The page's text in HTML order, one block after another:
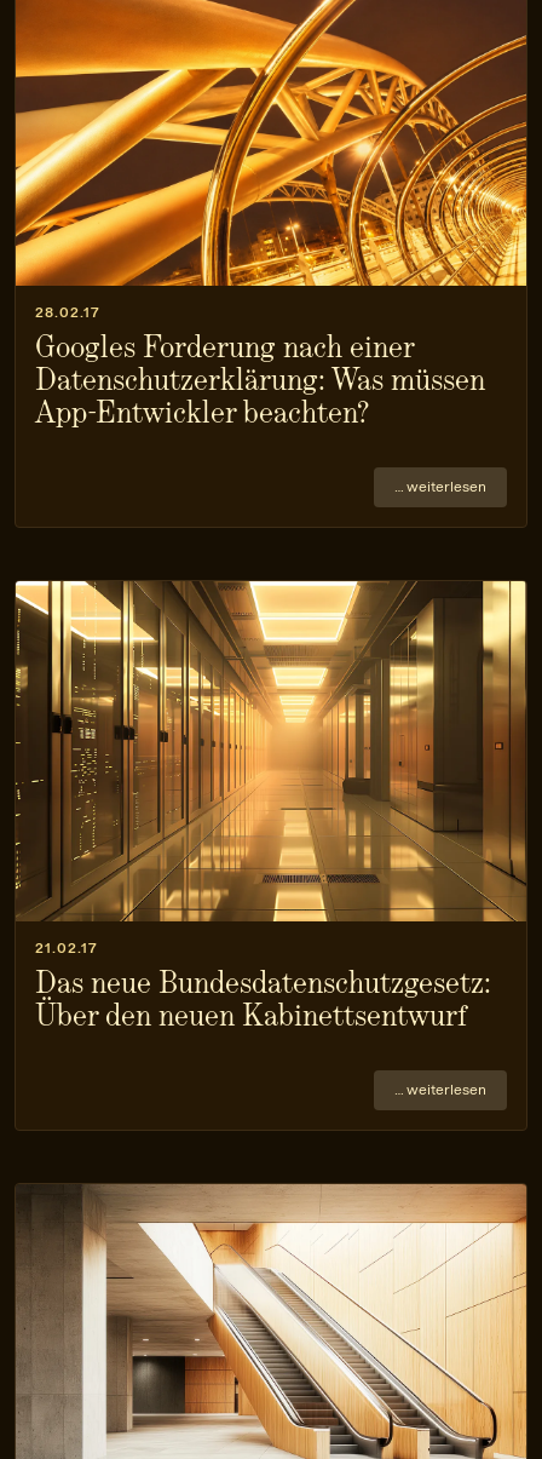
28.02.17
Googles Forderung nach einer
Datenschutzerklärung: Was müssen
App-Entwickler beachten?
… weiterlesen
21.02.17
Das neue Bundesdatenschutzgesetz:
Über den neuen Kabinettsentwurf
… weiterlesen